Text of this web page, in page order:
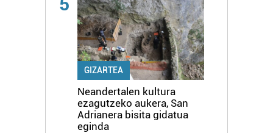
GIZARTEA
Neandertalen kultura
ezagutzeko aukera, San
Adrianera bisita gidatua
eginda